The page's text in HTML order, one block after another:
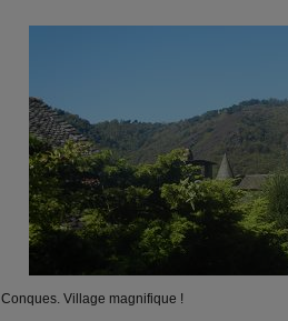
Conques. Village magnifique !